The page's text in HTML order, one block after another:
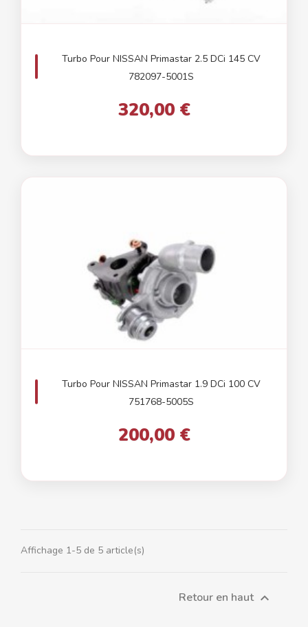
Turbo Pour NISSAN Primastar 2.5 DCi 145 CV
782097-5001S
320,00 €
Turbo Pour NISSAN Primastar 1.9 DCi 100 CV
751768-5005S
200,00 €
Affichage 1-5 de 5 article(s)
Retour en haut 